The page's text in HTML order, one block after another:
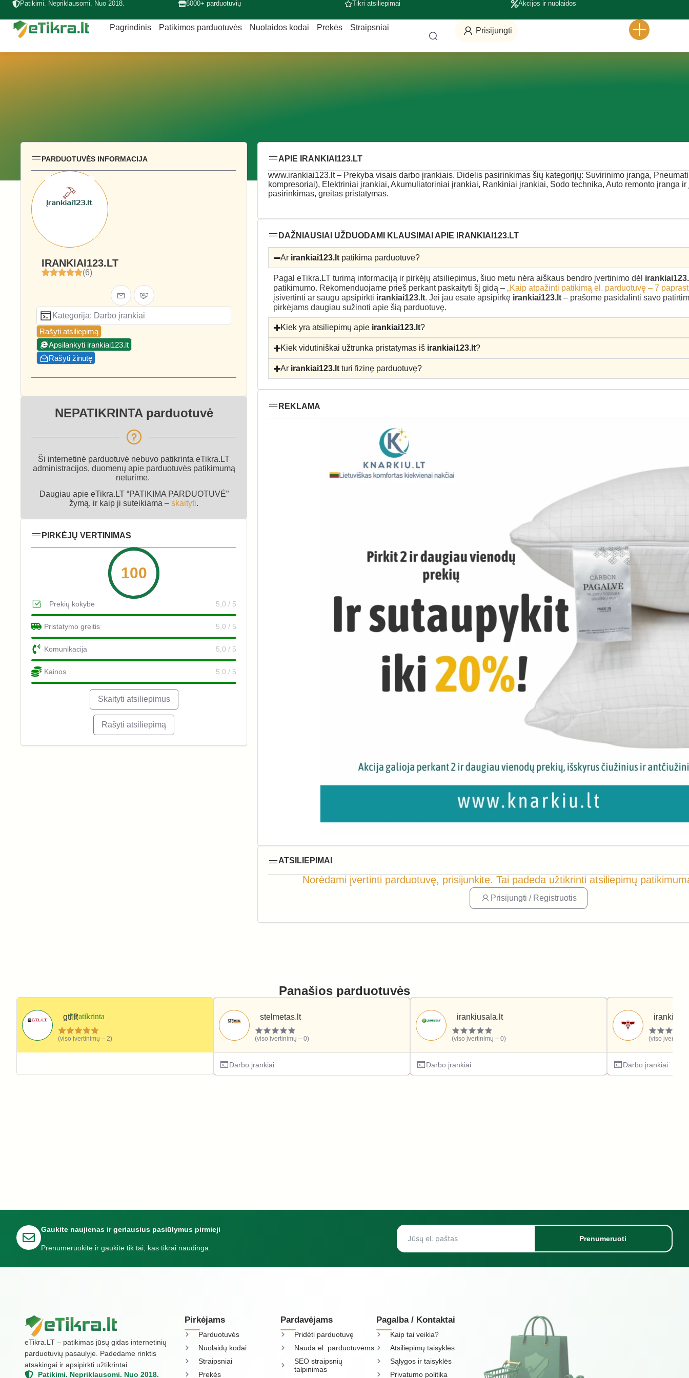
Patikimi. Nepriklausomi. Nuo 2018. 6000+ parduotuvių Tikri atsiliepimai Akcijos ir nuolaidos
Pagrindinis Patikimos parduotuvės Nuolaidos kodai Prekės Straipsniai Prisijungti
PARDUOTUVĖS INFORMACIJA
IRANKIAI123.LT
(6)
Kategorija: Darbo įrankiai
Rašyti atsiliepimą
Apsilankyti irankiai123.lt
Rašyti žinutę
NEPATIKRINTA parduotuvė
Ši internetinė parduotuvė nebuvo patikrinta eTikra.LT
administracijos, duomenų apie parduotuvės patikimumą
neturime.
Daugiau apie eTikra.LT “PATIKIMA PARDUOTUVĖ”
žymą, ir kaip ji suteikiama – skaityti.
PIRKĖJŲ VERTINIMAS
100
Prekių kokybė 5,0 / 5
Pristatymo greitis 5,0 / 5
Komunikacija 5,0 / 5
Kainos 5,0 / 5
Skaityti atsiliepimus
Rašyti atsiliepimą
APIE IRANKIAI123.LT
www.irankiai123.lt – Prekyba visais darbo įrankiais. Didelis pasirinkimas šių kategorijų: Suvirinimo įranga,
kompresoriai), Elektriniai įrankiai, Akumuliatoriniai įrankiai, Rankiniai įrankiai, Sodo technika, Auto remonto įranga
pasirinkimas, greitas pristatymas.
DAŽNIAUSIAI UŽDUODAMI KLAUSIMAI APIE IRANKIAI123.LT
Ar irankiai123.lt patikima parduotuvė?
Pagal eTikra.LT turimą informaciją ir pirkėjų atsiliepimus, šiuo metu nėra aiškaus bendro įvertinimo dėl
patikimumo. Rekomenduojame prieš perkant paskaityti šį gidą – „Kaip atpažinti patikimą el. parduotuvę – 7
įsivertinti ar saugu apsipirkti irankiai123.lt. Jei jau esate apsipirkę irankiai123.lt – prašome pasidalinti savo
pirkėjams daugiau sužinoti apie šią parduotuvę.
Kiek yra atsiliepimų apie irankiai123.lt?
Kiek vidutiniškai užtrunka pristatymas iš irankiai123.lt?
Ar irankiai123.lt turi fizinę parduotuvę?
REKLAMA
ATSILIEPIMAI
Norėdami įvertinti parduotuvę, prisijunkite. Tai padeda užtikrinti atsiliepimų
Prisijungti / Registruotis
Panašios parduotuvės
gti.lt
(viso įvertinimų – 2)
stelmetas.lt
(viso įvertinimų – 0)
Darbo įrankiai
irankiusala.lt
(viso įvertinimų – 0)
Darbo įrankiai
(viso
Darbo įrankiai
Gaukite naujienas ir geriausius pasiūlymus pirmieji
Prenumeruokite ir gaukite tik tai, kas tikrai naudinga.
Prenumeruoti
eTikra.LT – patikimas jūsų gidas internetinių
parduotuvių pasaulyje. Padedame rinktis
atsakingai ir apsipirkti užtikrintai.
Patikimi. Nepriklausomi. Nuo 2018.
Pirkėjams
Parduotuvės
Nuolaidų kodai
Straipsniai
Prekės
Pardavėjams
Pridėti parduotuvę
Nauda el. parduotuvėms
SEO straipsnių
talpinimas
Pagalba / Kontaktai
Kaip tai veikia?
Atsiliepimų taisyklės
Sąlygos ir taisyklės
Privatumo politika